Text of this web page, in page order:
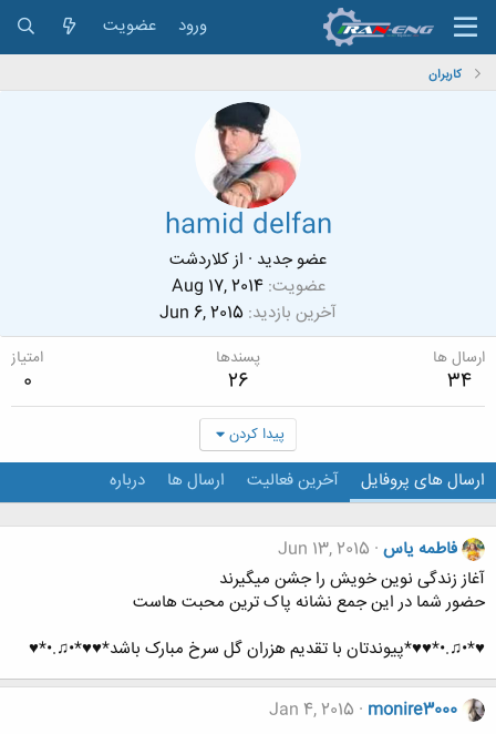
ورود عضویت
کاربران
hamid delfan
عضو جدید · ازکلاردشت
عضویت Aug 17, 2014
آخرین بازدید Jun 6, 2015
ارسال ها
34
پسندها
26
امتیاز
0
پیدا کردن
ارسال های پروفایل آخرین فعالیت ارسال ها درباره
فاطمه یاس Jun 13, 2015
آغاز زندگی نوین خویش را جشن میگیرند
حضور شما در این جمع نشانه پاک ترین محبت هاست
♥*•♫.•*♥♥*پیوندتان با تقدیم هزران گل سرخ مبارک باشد*♥♥*•♫.•*♥
monire3000
Jan 4, 2015